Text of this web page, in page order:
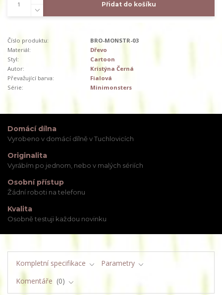
Přidat do košíku
Číslo produktu:
BRO-MONSTR-03
Materiál:
Dřevo
Styl:
Cartoon
Autor:
Kristýna Černá
Převažující barva:
Fialová
Série:
Minimonsters
Domácí dílna
Vyrobeno v domácí dílně v Tuchlovicích
Originalita
Vyrábím po jednom, nebo v malých sériích
Osobní přístup
Žádní roboti na telefonu
Kvalita
Osobně testuji každou novinku
Kompletní specifikace
Parametry
Komentáře
0